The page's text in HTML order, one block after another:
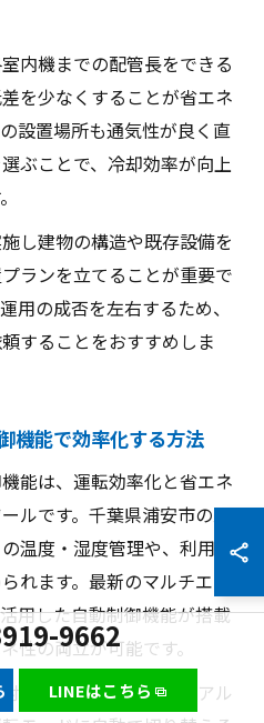
内機までの配管長をできる
を少なくすることが省エネ
設置場所も通気性が良く直
ぶことで、冷却効率が向上
し建物の構造や既存設備を
ランを立てることが重要で
用の成否を左右するため、
することをおすすめしま
機能で効率化する方法
能は、運転効率化と省エネ
ルです。千葉県浦安市の業
温度・湿度管理や、利用状
れます。最新のマルチエア
用した自動制御機能が搭載
性の両立が可能です。
量、外気温の変化をリアル
9662
LINEはこちら